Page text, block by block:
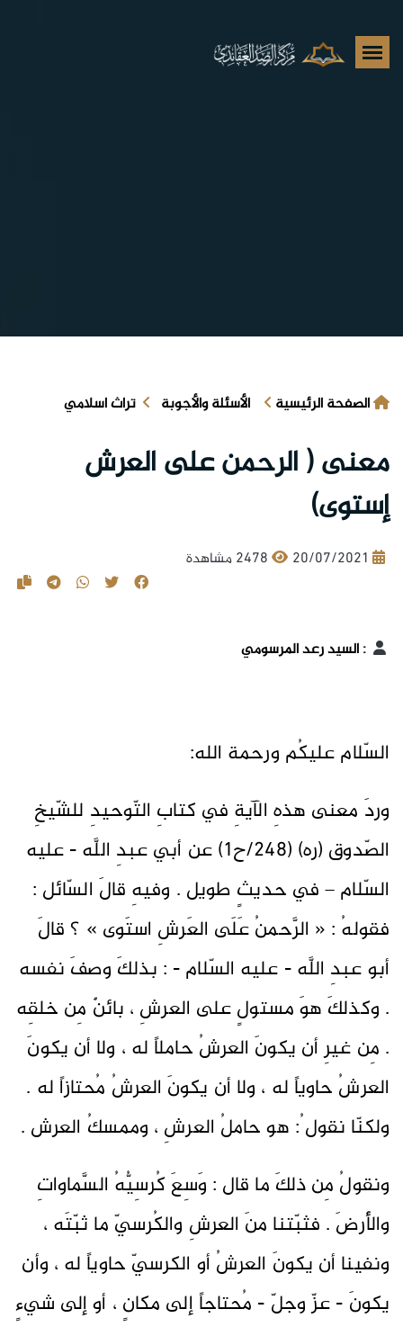
الصفحة الرئيسية الأسئلة والأجوبة تراث اسلامي
معنى ( الرحمن على العرش
إستوى)
20/07/2021 2478 مشاهدة
:السيد رعد المرسومي
السّلام عليكُم ورحمة الله:
وردَ معنى هذهِ الآيةِ في كتابِ التّوحيدِ للشّيخِ
الصّدوق (ره) (248/ح1) عن أبي عبدِ اللَّه - عليه
السّلام – في حديثٍ طويل . وفيهِ قالَ السّائل :
فقولهُ : « الرَّحمنُ عَلَى العَرشِ استَوى » ؟ قالَ
أبو عبدِ اللَّه - عليه السّلام - : بذلكَ وصفَ نفسه
. وكذلكَ هوَ مستولٍ على العرشِ ، بائنٌ مِن خلقِه
. مِن غيرِ أن يكونَ العرشُ حاملاً له ، ولا أن يكونَ
العرشُ حاوياً له ، ولا أن يكونَ العرشُ مُحتازاً له .
ولكنّا نقول ُ: هو حاملُ العرشِ ، وممسكُ العرش .
ونقولُ مِن ذلكَ ما قال : وَسِعَ كُرسِيُّهُ السَّماواتِ
والأَرضَ . فثبّتنا منَ العرشِ والكُرسيّ ما ثبّتَه ،
ونفينا أن يكونَ العرشُ أو الكرسيّ حاوياً له ، وأن
يكونَ - عزّ وجلّ - مُحتاجاً إلى مكانٍ ، أو إلى شيءٍ